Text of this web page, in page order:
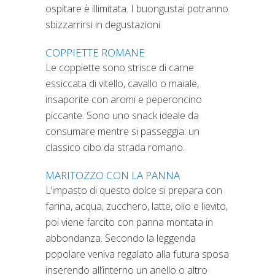
ospitare è illimitata. I buongustai potranno
sbizzarrirsi in degustazioni.
COPPIETTE ROMANE
Le coppiette sono strisce di carne
essiccata di vitello, cavallo o maiale,
insaporite con aromi e peperoncino
piccante. Sono uno snack ideale da
consumare mentre si passeggia: un
classico cibo da strada romano.
MARITOZZO CON LA PANNA
L’impasto di questo dolce si prepara con
farina, acqua, zucchero, latte, olio e lievito,
poi viene farcito con panna montata in
abbondanza. Secondo la leggenda
popolare veniva regalato alla futura sposa
inserendo all’interno un anello o altro